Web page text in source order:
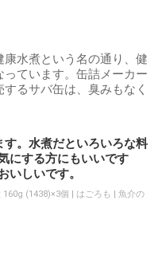
水煮という名の通り、健
ています。缶詰メーカー
るサバ缶は、臭みもなく
。水煮だといろいろな料
にする方にもいいです
いしいです。
(1438)×3個 | はごろも | 魚介の